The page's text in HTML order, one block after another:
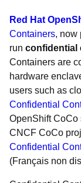
Red Hat
Containers, now
run confidential
Containers are
hardware
users such as
Confidential
OpenShift CoCo
CNCF CoCo
Confidential
(Français non